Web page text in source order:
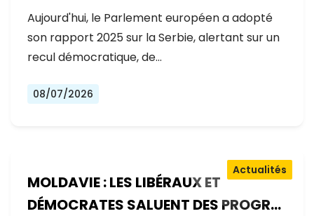
GOUVERNEMENT RECULE SUR LES
RÉFORMES
Aujourd'hui, le Parlement européen a adopté
son rapport 2025 sur la Serbie, alertant sur un
recul démocratique, de…
08/07/2026
MOLDAVIE : LES LIBÉRAUX ET
DÉMOCRATES SALUENT DES PROGRÈS
Actualités